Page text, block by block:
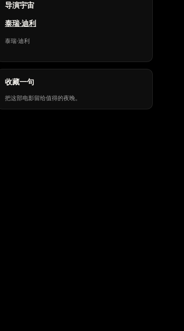
导演宇宙
泰瑞·迪利
泰瑞·迪利
收藏一句
把这部电影留给值得的夜晚。